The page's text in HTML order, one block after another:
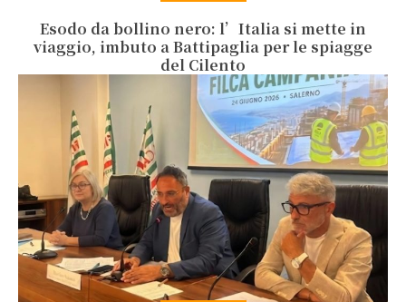
Esodo da bollino nero: l’Italia si mette in
viaggio, imbuto a Battipaglia per le spiagge
del Cilento